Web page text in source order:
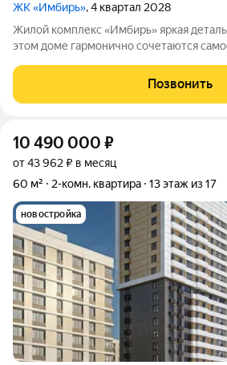
ЖК «Имбирь», 4 квартал 2028
Жилой комплекс «Имбирь» яркая деталь района Сормово. В
этом доме гармонично сочетаются
комфорта. Всё необходимое находится
доступности: транспортные маршруты,
Позвонить
10 490 000 ₽
от 43 962 ₽ в месяц
60 м²
2-комн. квартира 13 этаж из 17
новостройка